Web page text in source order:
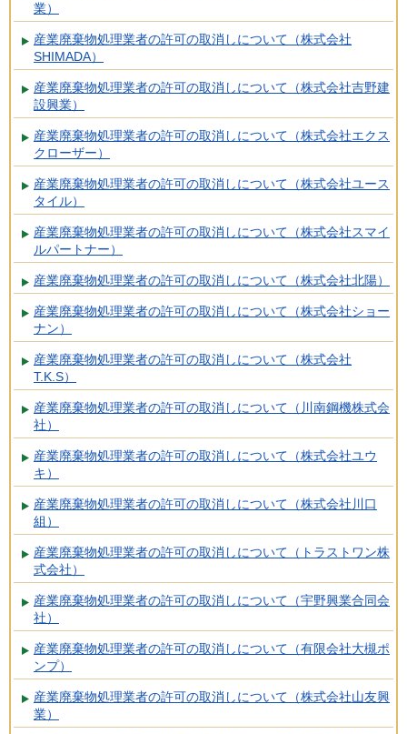
業）
産業廃棄物処理業者の許可の取消しについて（株式会社
SHIMADA）
産業廃棄物処理業者の許可の取消しについて（株式会社吉野建
設興業）
産業廃棄物処理業者の許可の取消しについて（株式会社エクス
クローザー）
産業廃棄物処理業者の許可の取消しについて（株式会社ユース
タイル）
産業廃棄物処理業者の許可の取消しについて（株式会社スマイ
ルパートナー）
産業廃棄物処理業者の許可の取消しについて（株式会社北陽）
産業廃棄物処理業者の許可の取消しについて（株式会社ショー
ナン）
産業廃棄物処理業者の許可の取消しについて（株式会社
T.K.S）
産業廃棄物処理業者の許可の取消しについて（川南鋼機株式会
社）
産業廃棄物処理業者の許可の取消しについて（株式会社ユウ
キ）
産業廃棄物処理業者の許可の取消しについて（株式会社川口
組）
産業廃棄物処理業者の許可の取消しについて（トラストワン株
式会社）
産業廃棄物処理業者の許可の取消しについて（宇野興業合同会
社）
産業廃棄物処理業者の許可の取消しについて（有限会社大槻ポ
ンプ）
産業廃棄物処理業者の許可の取消しについて（株式会社山友興
業）